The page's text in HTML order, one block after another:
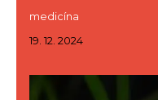
medicína
19. 12. 2024